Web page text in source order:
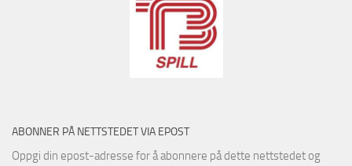
ABONNER PÅ NETTSTEDET VIA EPOST
Oppgi din epost-adresse for å abonnere på dette nettstedet og